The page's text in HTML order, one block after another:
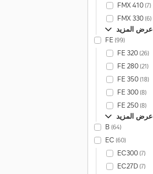
FMX 410(7)
FMX 330(6)
عرض المزيد
FE(99)
FE 320(26)
FE 280(21)
FE 350(18)
FE 300(8)
FE 250(8)
عرض المزيد
B (64)
EC (60)
EC300(7)
EC27D(7)